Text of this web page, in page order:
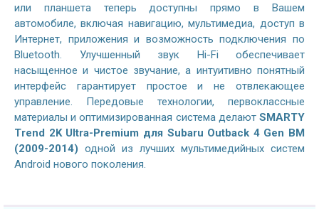
или планшета теперь доступны прямо в Вашем
автомобиле, включая навигацию, мультимедиа, доступ в
Интернет, приложения и возможность подключения по
Bluetooth. Улучшенный звук Hi-Fi обеспечивает
насыщенное и чистое звучание, а интуитивно понятный
интерфейс гарантирует простое и не отвлекающее
управление. Передовые технологии, первоклассные
материалы и оптимизированная система делают SMARTY
Trend 2K Ultra-Premium для Subaru Outback 4 Gen BM
(2009-2014) одной из лучших мультимедийных систем
Android нового поколения.